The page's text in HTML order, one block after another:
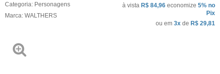
Categoria: Personagens
Marca: WALTHERS
à vista R$ 84,96 economize 5% no
Pix
ou em 3x de R$ 29,81